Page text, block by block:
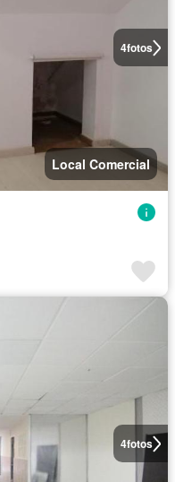
4fotos
Local Comercial
4fotos